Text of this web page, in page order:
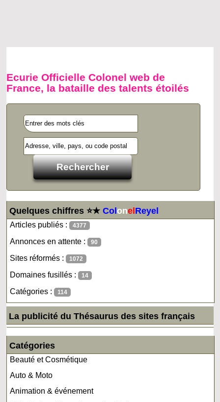
Ecurie Officielle Colonel web de
France, la bataille des talents étoilés
Quelques chiffres ⭐★ColonelReyel
Articles publiés : 4377
Annonces en attente : 90
Sites réformés : 1072
Domaines fusillés : 14
Catégories : 114
La publicité du Thésaurus des sites français
Catégories
Beauté et Cosmétique
Auto & Moto
Animation & événement